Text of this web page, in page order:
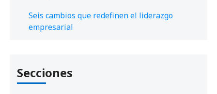
Seis cambios que redefinen el liderazgo
empresarial
Secciones